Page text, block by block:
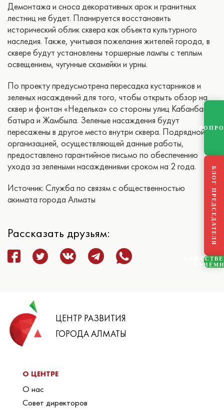
Демонтажа и сноса декоративных арок и гранитных
лестниц не будет. Планируется восстановить
исторический облик сквера как объекта культурного
наследия. Также, учитывая пожелания жителей города, в
сквере будут установлены торшерные лампы с теплым
освещением, чугунные скамейки и урны.
По проекту предусмотрена пересадка кустарников и
зеленых насаждений для того, чтобы открыть обзор на
сквер и фонтан «Неделька» со стороны улиц Кабанбай
батыра и Жамбыла. Зеленые насаждения будут
пересажены в другое место внутри сквера. Подрядной
организацией, осуществляющей данные работы,
предоставлено гарантийное письмо по обеспечению
ухода за зелеными насаждениями сроком на 2 года.
Источник: Служба по связям с общественностью
акимата города Алматы
Рассказать друзьям:
ЦЕНТР РАЗВИТИЯ
ГОРОДА АЛМАТЫ
О ЦЕНТРЕ
О нас
Совет директоров
БЛОГ ПРЕДСЕДАТЕЛЯ